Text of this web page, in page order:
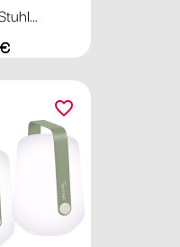
favorite_border